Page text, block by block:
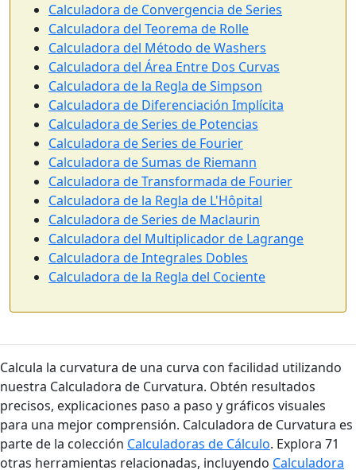
Calculadora de Convergencia de Series
Calculadora del Teorema de Rolle
Calculadora del Método de Washers
Calculadora del Área Entre Dos Curvas
Calculadora de la Regla de Simpson
Calculadora de Diferenciación Implícita
Calculadora de Series de Potencias
Calculadora de Series de Fourier
Calculadora de Sumas de Riemann
Calculadora de Transformada de Fourier
Calculadora de la Regla de L'Hôpital
Calculadora de Series de Maclaurin
Calculadora del Multiplicador de Lagrange
Calculadora de Integrales Dobles
Calculadora de la Regla del Cociente
Calcula la curvatura de una curva con facilidad utilizando
nuestra Calculadora de Curvatura. Obtén resultados
precisos, explicaciones paso a paso y gráficos visuales
para una mejor comprensión. Calculadora de Curvatura es
parte de la colección Calculadoras de Cálculo. Explora 71
otras herramientas relacionadas, incluyendo Calculadora